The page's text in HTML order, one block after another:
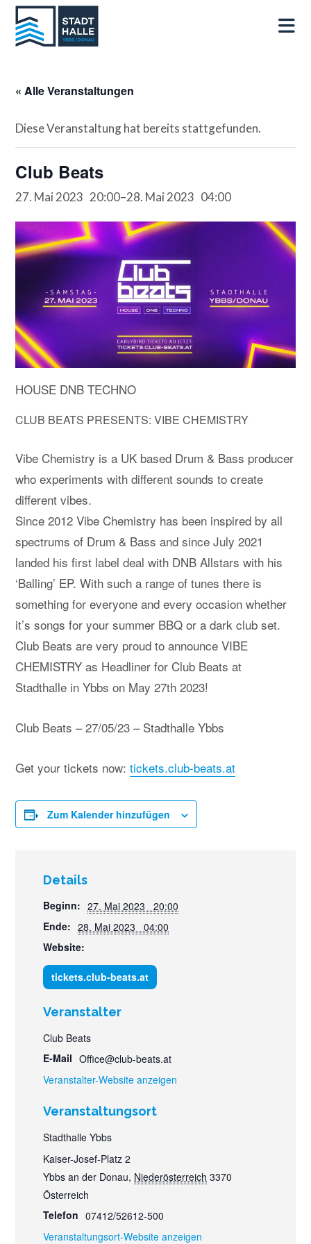
« Alle Veranstaltungen
Diese Veranstaltung hat bereits stattgefunden.
Club Beats
27. Mai 2023 20:00–28. Mai 2023 04:00
HOUSE DNB TECHNO
CLUB BEATS PRESENTS: VIBE CHEMISTRY
Vibe Chemistry is a UK based Drum & Bass producer
who experiments with different sounds to create
different vibes.
Since 2012 Vibe Chemistry has been inspired by all
spectrums of Drum & Bass and since July 2021
landed his first label deal with DNB Allstars with his
‘Balling’ EP. With such a range of tunes there is
something for everyone and every occasion whether
it’s songs for your summer BBQ or a dark club set.
Club Beats are very proud to announce VIBE
CHEMISTRY as Headliner for Club Beats at
Stadthalle in Ybbs on May 27th 2023!
Club Beats – 27/05/23 – Stadthalle Ybbs
Get your tickets now:tickets.club-beats.at
Zum Kalender hinzufügen
Details
Beginn: 27. Mai 2023 20:00
Ende: 28. Mai 2023 04:00
Website:
tickets.club-beats.at
Veranstaltungsort
Stadthalle Ybbs
Kaiser-Josef-Platz 2
Ybbs an der Donau, Niederösterreich 3370
Österreich
Telefon 07412/52612-500
Veranstaltungsort-Website anzeigen
Veranstalter
Club Beats
E-Mail Office@club-beats.at
Veranstalter-Website anzeigen